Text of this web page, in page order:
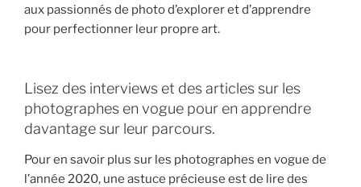
aux passionnés de photo d’explorer et d’apprendre
pour perfectionner leur propre art.
Lisez des interviews et des articles sur les
photographes en vogue pour en apprendre
davantage sur leur parcours.
Pour en savoir plus sur les photographes en vogue de
l’année 2020, une astuce précieuse est de lire des